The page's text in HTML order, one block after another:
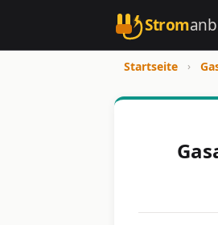
Strom
Startseite ›